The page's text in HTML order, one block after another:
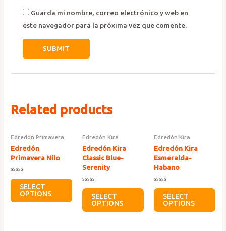
Guarda mi nombre, correo electrónico y web en
este navegador para la próxima vez que comente.
Related products
Edredón Primavera
Edredón
Primavera Nilo
Rated
0
5
SELECT
OPTIONS
Edredón Kira
Edredón Kira
Classic Blue-
Serenity
Rated
0
5
SELECT
OPTIONS
Edredón Kira
Edredón Kira
Esmeralda-
Habano
Rated
0
5
SELECT
OPTIONS